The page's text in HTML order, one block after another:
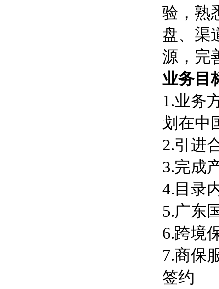
验，熟
盘、渠
源，完
业务目
1.业务
划在中
2.引进
3.完成
4.目录
5.广东
6.跨境
7.商保
签约